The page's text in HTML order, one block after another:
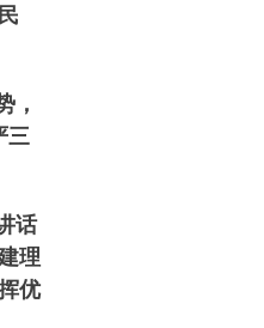
，
三
话
理
优